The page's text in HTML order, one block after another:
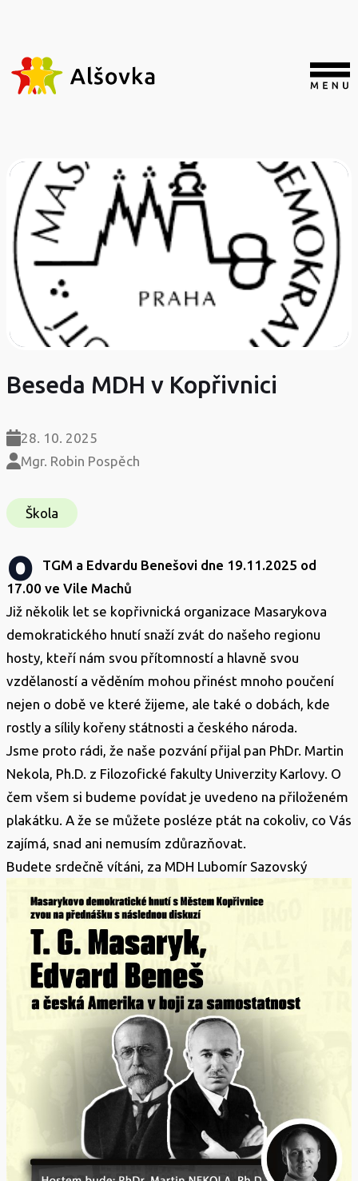
Beseda MDH v Kopřivnici
28. 10. 2025
Mgr. Robin Pospěch
Škola
o
TGM a Edvardu Benešovi dne 19.11.2025 od
17.00 ve Vile Machů
Již několik let se kopřivnická organizace Masarykova
demokratického hnutí snaží zvát do našeho regionu
hosty, kteří nám svou přítomností a hlavně svou
vzdělaností a věděním mohou přinést mnoho poučení
nejen o době ve které žijeme, ale také o dobách, kde
rostly a sílily kořeny státnosti a českého národa.
Jsme proto rádi, že naše pozvání přijal pan PhDr. Martin
Nekola, Ph.D. z Filozofické fakulty Univerzity Karlovy. O
čem všem si budeme povídat je uvedeno na přiloženém
plakátku. A že se můžete posléze ptát na cokoliv, co Vás
zajímá, snad ani nemusím zdůrazňovat.
Budete srdečně vítáni, za MDH Lubomír Sazovský